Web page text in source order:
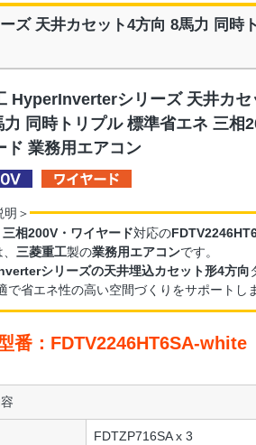
ズ 天井カセット4方向 8馬力 同時
HyperInverterシリーズ 天井カセ
力 同時トリプル 標準省エネ 三相
ド 業務用エアコン
明＞
相200V・ワイヤード対応の
三菱重工製の業務用エアコンです。
シリーズの天井埋込カセット形4方向
で省エネ性の高い空間づくりをサポートし
番：FDTV2246HT6SA-white
FDTZP716SA x 3